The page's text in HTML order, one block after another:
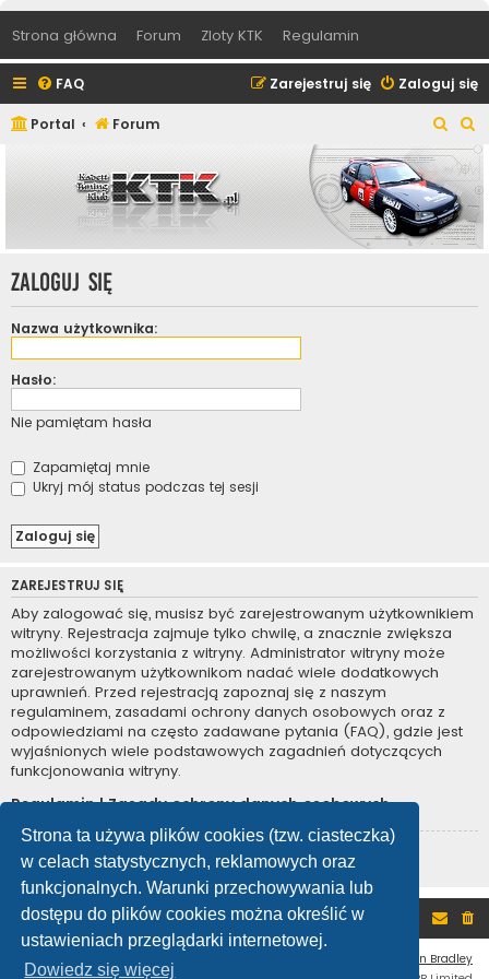
Strona ta używa plików cookies (tzw. ciasteczka)
w celach statystycznych, reklamowych oraz
funkcjonalnych. Warunki przechowywania lub
dostępu do plików cookies można określić w
ustawieniach przeglądarki internetowej.
Dowiedz się więcej
Strona główna Forum Zloty KTK Regulamin
FAQ Zaloguj się
Zarejestruj się
Portal Forum
z
u
k
z
u
k
a
Zaloguj się
Nazwa użytkownika:
Hasło:
Nie pamiętam hasła
Zapamiętaj mnie
Ukryj mój status podczas tej sesji
ZAREJESTRUJ SIĘ
Aby zalogować się, musisz być zarejestrowanym użytkownikiem
witryny. Rejestracja zajmuje tylko chwilę, a znacznie zwiększa
możliwości korzystania z witryny. Administrator witryny może
zarejestrowanym użytkownikom nadać wiele dodatkowych
uprawnień. Przed rejestracją zapoznaj się z naszym
regulaminem, zasadami ochrony danych osobowych oraz z
odpowiedziami na często zadawane pytania (FAQ), gdzie jest
wyjaśnionych wiele podstawowych zagadnień dotyczących
funkcjonowania witryny.
Regulamin|Zasady ochrony danych osobowych
Zarejestruj się
Portal Forum
Ian Bradley